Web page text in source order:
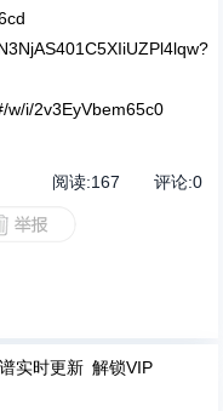
w/i/2v3EyVbem65c0
阅读:167 评论:0
实时更新 解锁VIP